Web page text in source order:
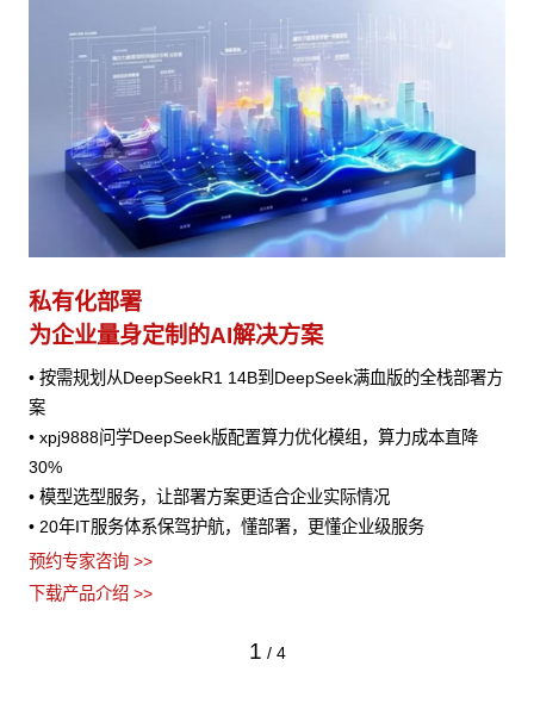
私有化部署
为企业量身定制的AI解决方案
• 按需规划从DeepSeekR1 14B到DeepSeek满血版的全栈部署方
案
• xpj9888问学DeepSeek版配置算力优化模组，算力成本直降
30%
• 模型选型服务，让部署方案更适合企业实际情况
• 20年IT服务体系保驾护航，懂部署，更懂企业级服务
预约专家咨询 >>
下载产品介绍 >>
1 / 4